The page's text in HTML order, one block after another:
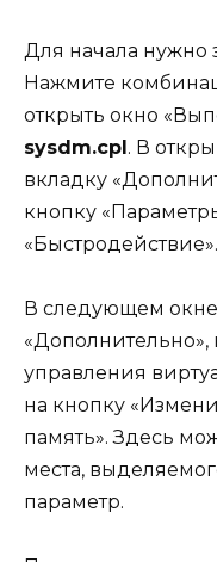
Для начала нужно
Нажмите
открыть окно
sysdm.cpl. В
вкладку
кнопку
«Быстродействие».
В следующем
управления
на кнопку
память». Здесь
места,
параметр.